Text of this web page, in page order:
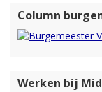
Column
Werken bij